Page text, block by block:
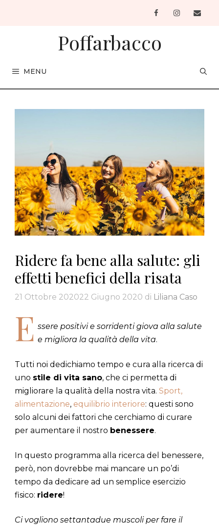
Poffarbacco
MENU
Ridere fa bene alla salute: gli
effetti benefici della risata
21 Ottobre 202022 Giugno 2020 di Liliana Caso
E ssere positivi e sorridenti giova alla salute
e migliora la qualità della vita.
Tutti noi dedichiamo tempo e cura alla ricerca di
uno stile di vita sano, che ci permetta di
migliorare la qualità della nostra vita. Sport,
alimentazione, equilibrio interiore: questi sono
solo alcuni dei fattori che cerchiamo di curare
per aumentare il nostro benessere.
In questo programma alla ricerca del benessere,
però, non dovrebbe mai mancare un po’di
tempo da dedicare ad un semplice esercizio
fisico: ridere!
Ci vogliono settantadue muscoli per fare il